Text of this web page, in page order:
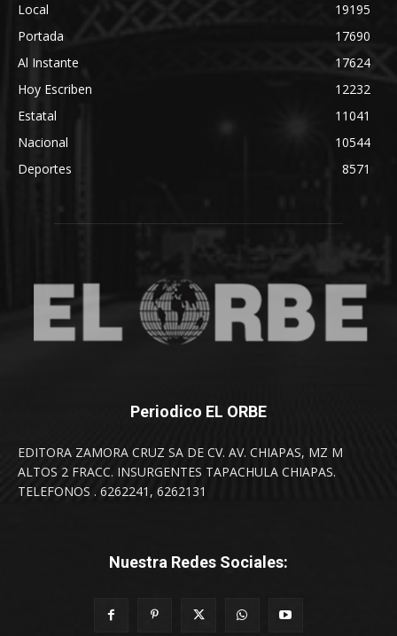
Local
19195
Portada
17690
Al Instante
17624
Hoy Escriben
12232
Estatal
11041
Nacional
10544
Deportes
8571
Periodico EL ORBE
EDITORA ZAMORA CRUZ SA DE CV. AV. CHIAPAS, MZ M
ALTOS 2 FRACC. INSURGENTES TAPACHULA CHIAPAS.
TELEFONOS . 6262241, 6262131
Nuestra Redes Sociales: